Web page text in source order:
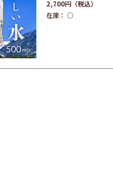
2,700円
在庫： ○